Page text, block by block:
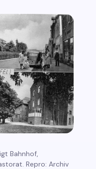
Bahnhof,
Repro: Archiv